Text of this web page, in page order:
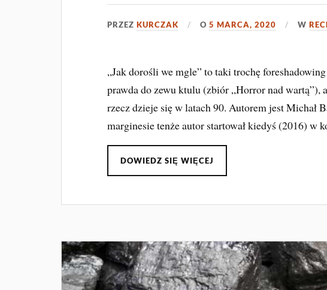
PRZEZKURCZAK O5 MARCA, 2020 W
„Jak dorośli we mgle” to taki trochę
prawda do zewu ktulu (zbiór „Horror nad wartą”),
rzecz dzieje się w latach 90. Autorem jest Michał
marginesie tenże autor startował kiedyś (2016) w
DOWIEDZ SIĘ WIĘCEJ